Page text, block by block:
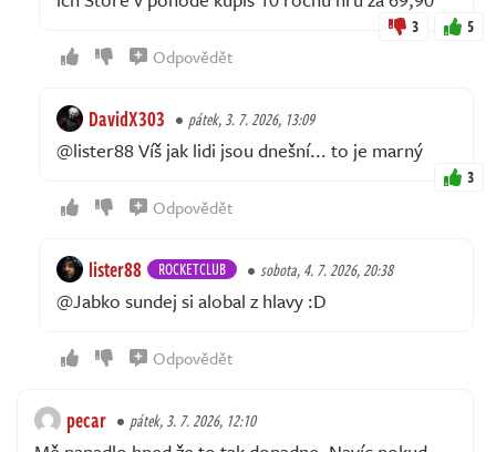
3 5
Odpovědět
DavidX303 pátek, 3. 7. 2026, 13:09
@lister88 Víš jak lidi jsou dnešní... to je marný
3
Odpovědět
lister88 ROCKETCLUB sobota, 4. 7. 2026, 20:38
@Jabko sundej si alobal z hlavy :D
Odpovědět
pecar pátek, 3. 7. 2026, 12:10